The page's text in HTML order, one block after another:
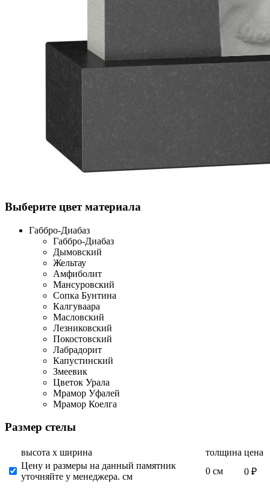
Выберите цвет материала
Габбро-Диабаз
Габбро-Диабаз
Дымовский
Жельтау
Амфиболит
Мансуровский
Сопка Бунтина
Калгуваара
Масловский
Лезниковский
Покостовский
Лабрадорит
Капустинский
Змеевик
Цветок Урала
Мрамор Уфалей
Мрамор Коелга
Размер стелы
высота х ширина толщина цена
Цену и размеры на данный памятник
уточняйте у менеджера. см
0 см 0 ₽